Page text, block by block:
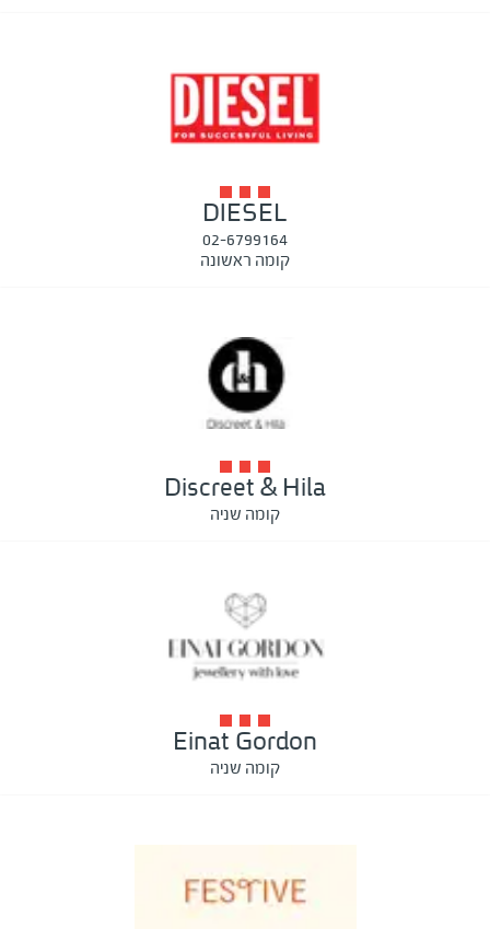
DIESEL
02-6799164
קומה ראשונה
Discreet & Hila
קומה שניה
Einat Gordon
קומה שניה